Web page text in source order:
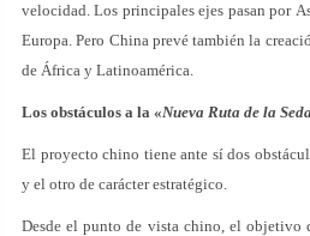
velocidad. Los principales ejes pasan por
Europa. Pero China prevé también la
de África y Latinoamérica.
Los obstáculos a la «Nueva Ruta de la Seda
El proyecto chino tiene ante sí dos
y el otro de carácter estratégico.
Desde el punto de vista chino, el objetivo